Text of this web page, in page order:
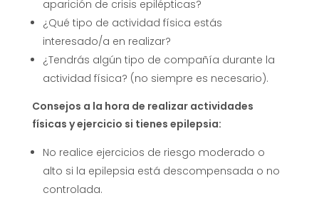
aparición de crisis epilépticas?
¿Qué tipo de actividad física estás
interesado/a en realizar?
¿Tendrás algún tipo de compañía durante la
actividad física? (no siempre es necesario).
Consejos a la hora de realizar actividades
físicas y ejercicio si tienes epilepsia:
No realice ejercicios de riesgo moderado o
alto si la epilepsia está descompensada o no
controlada.